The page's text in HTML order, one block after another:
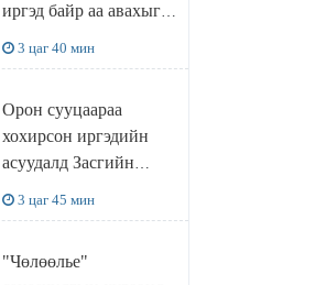
иргэд байр аа авахыг л
доривтой арга хэмжээ
авч ажиллана
3 цаг 40 мин
Орон сууцаараа
хохирсон иргэдийн
асуудалд Засгийн
3 цаг 45 мин
"Чөлөөлье"